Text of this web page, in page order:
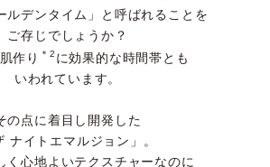
ルデンタイム」と呼ばれることを
ご存じでしょうか？
作り
＊2 に効果的な時間帯とも
いわれています。
の点に着目し開発した
ナイトエマルジョン」。
く心地よいテクスチャーなのに